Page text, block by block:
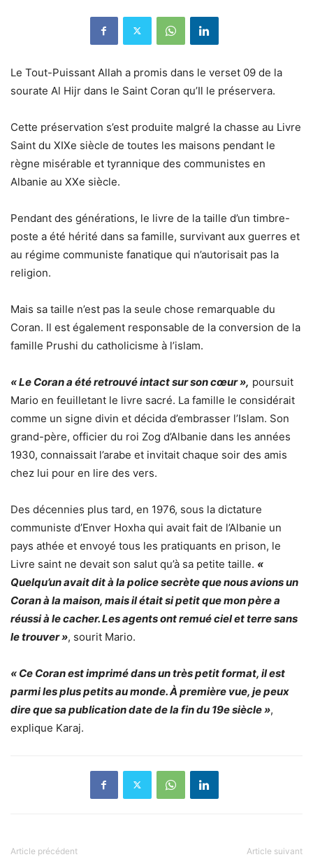
Le Tout-Puissant Allah a promis dans le verset 09 de la
sourate Al Hijr dans le Saint Coran qu’Il le préservera.
Cette préservation s’est produite malgré la chasse au Livre
Saint du XIXe siècle de toutes les maisons pendant le
règne misérable et tyrannique des communistes en
Albanie au XXe siècle.
Pendant des générations, le livre de la taille d’un timbre-
poste a été hérité dans sa famille, survivant aux guerres et
au régime communiste fanatique qui n’autorisait pas la
religion.
Mais sa taille n’est pas la seule chose remarquable du
Coran. Il est également responsable de la conversion de la
famille Prushi du catholicisme à l’islam.
« Le Coran a été retrouvé intact sur son cœur », poursuit
Mario en feuilletant le livre sacré. La famille le considérait
comme un signe divin et décida d’embrasser l’Islam. Son
grand-père, officier du roi Zog d’Albanie dans les années
1930, connaissait l’arabe et invitait chaque soir des amis
chez lui pour en lire des vers.
Des décennies plus tard, en 1976, sous la dictature
communiste d’Enver Hoxha qui avait fait de l’Albanie un
pays athée et envoyé tous les pratiquants en prison, le
Livre saint ne devait son salut qu’à sa petite taille. «
Quelqu’un avait dit à la police secrète que nous avions un
Coran à la maison, mais il était si petit que mon père a
réussi à le cacher. Les agents ont remué ciel et terre sans
le trouver », sourit Mario.
« Ce Coran est imprimé dans un très petit format, il est
parmi les plus petits au monde. À première vue, je peux
dire que sa publication date de la fin du 19e siècle »,
explique Karaj.
Article précédent Article suivant